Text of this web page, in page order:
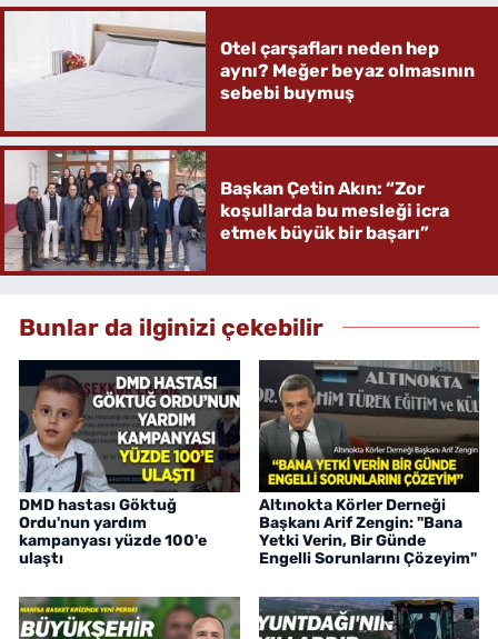
Otel çarşafları neden hep
aynı? Meğer beyaz olmasının
sebebi buymuş
Başkan Çetin Akın: “Zor
koşullarda bu mesleği icra
etmek büyük bir başarı”
Bunlar da ilginizi çekebilir
DMD hastası Göktuğ
Ordu'nun yardım
kampanyası yüzde 100'e
ulaştı
Altınokta Körler Derneği
Başkanı Arif Zengin: "Bana
Yetki Verin, Bir Günde
Engelli Sorunlarını Çözeyim"